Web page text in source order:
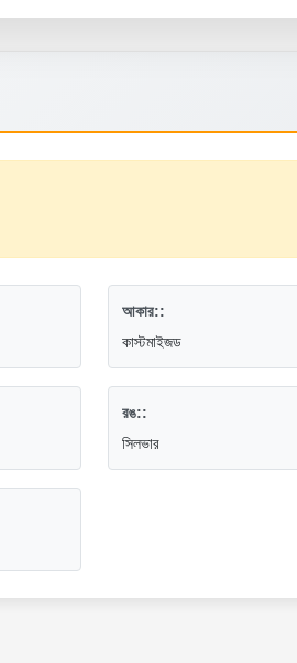
আকার::
কাস্টমাইজড
রঙ::
সিলভার